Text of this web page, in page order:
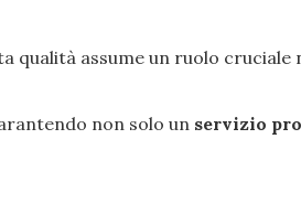
assume un ruolo cruciale
non solo un servizio